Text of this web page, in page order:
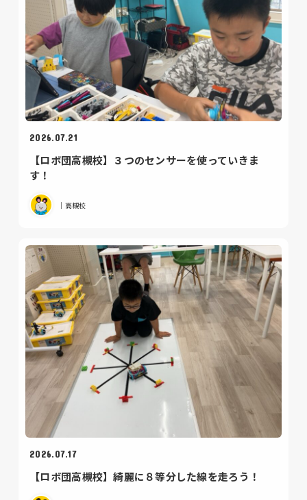
2026.07.21
【ロボ団高槻校】３つのセンサーを使っていきま
す！
｜高槻校
2026.07.17
【ロボ団高槻校】綺麗に８等分した線を走ろう！